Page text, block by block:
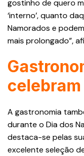
gostinho de quero
‘interno’, quanto
Namorados e
mais prolongado”,
A gastronomia
durante o Dia dos
destaca-se pelas
excelente seleção